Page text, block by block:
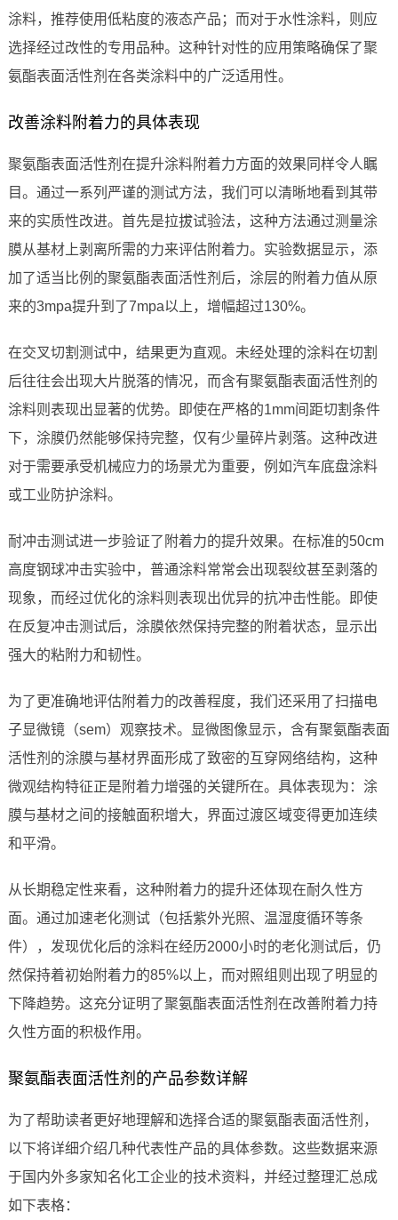
涂料，推荐使用低粘度的液态产品；而对于水性涂料，则应
选择经过改性的专用品种。这种针对性的应用策略确保了聚
氨酯表面活性剂在各类涂料中的广泛适用性。
改善涂料附着力的具体表现
聚氨酯表面活性剂在提升涂料附着力方面的效果同样令人瞩
目。通过一系列严谨的测试方法，我们可以清晰地看到其带
来的实质性改进。首先是拉拔试验法，这种方法通过测量涂
膜从基材上剥离所需的力来评估附着力。实验数据显示，添
加了适当比例的聚氨酯表面活性剂后，涂层的附着力值从原
来的3mpa提升到了7mpa以上，增幅超过130%。
在交叉切割测试中，结果更为直观。未经处理的涂料在切割
后往往会出现大片脱落的情况，而含有聚氨酯表面活性剂的
涂料则表现出显著的优势。即使在严格的1mm间距切割条件
下，涂膜仍然能够保持完整，仅有少量碎片剥落。这种改进
对于需要承受机械应力的场景尤为重要，例如汽车底盘涂料
或工业防护涂料。
耐冲击测试进一步验证了附着力的提升效果。在标准的50cm
高度钢球冲击实验中，普通涂料常常会出现裂纹甚至剥落的
现象，而经过优化的涂料则表现出优异的抗冲击性能。即使
在反复冲击测试后，涂膜依然保持完整的附着状态，显示出
强大的粘附力和韧性。
为了更准确地评估附着力的改善程度，我们还采用了扫描电
子显微镜（sem）观察技术。显微图像显示，含有聚氨酯表面
活性剂的涂膜与基材界面形成了致密的互穿网络结构，这种
微观结构特征正是附着力增强的关键所在。具体表现为：涂
膜与基材之间的接触面积增大，界面过渡区域变得更加连续
和平滑。
从长期稳定性来看，这种附着力的提升还体现在耐久性方
面。通过加速老化测试（包括紫外光照、温湿度循环等条
件），发现优化后的涂料在经历2000小时的老化测试后，仍
然保持着初始附着力的85%以上，而对照组则出现了明显的
下降趋势。这充分证明了聚氨酯表面活性剂在改善附着力持
久性方面的积极作用。
聚氨酯表面活性剂的产品参数详解
为了帮助读者更好地理解和选择合适的聚氨酯表面活性剂，
以下将详细介绍几种代表性产品的具体参数。这些数据来源
于国内外多家知名化工企业的技术资料，并经过整理汇总成
如下表格：